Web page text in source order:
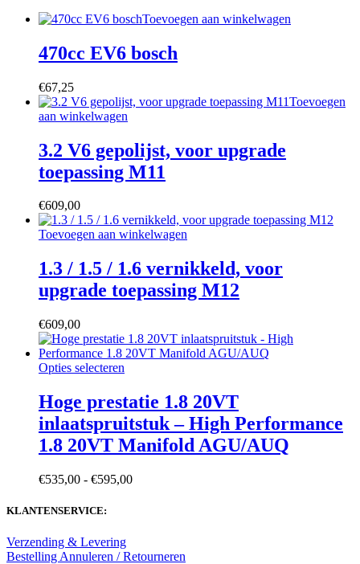
Toevoegen aan winkelwagen
470cc EV6 bosch
€67,25
Toevoegen
aan winkelwagen
3.2 V6 gepolijst, voor upgrade
toepassing M11
€609,00
Toevoegen aan winkelwagen
1.3 / 1.5 / 1.6 vernikkeld, voor
upgrade toepassing M12
€609,00
Opties selecteren
heeft
meerdere
variaties.
Deze
optie
gekozen
productpagina
Hoge prestatie 1.8 20VT
inlaatspruitstuk – High Performance
1.8 20VT Manifold AGU/AUQ
€535,00 - €595,00Prijsklasse:
KLANTENSERVICE:
Verzending & Levering
Bestelling Annuleren / Retourneren